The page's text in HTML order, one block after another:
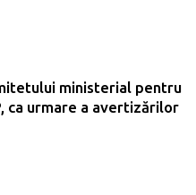
ministerial pentru
ca urmare a avertizărilor